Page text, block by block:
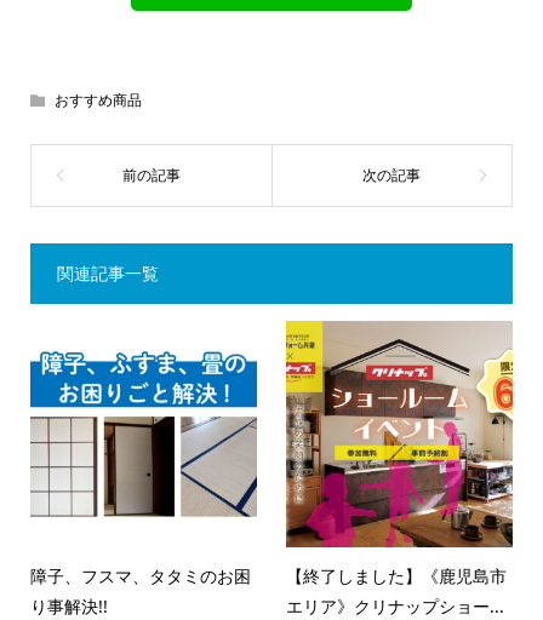
おすすめ商品
関連記事一覧
障子、フスマ、タタミのお困
り事解決!!
【終了しました】《鹿児島市
エリア》クリナップショー...